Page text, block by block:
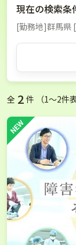
現在の検索条
[勤務地]群馬県
全 2 件 （1〜2件表
NEW